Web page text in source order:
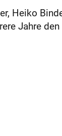
Heiko
Jahre